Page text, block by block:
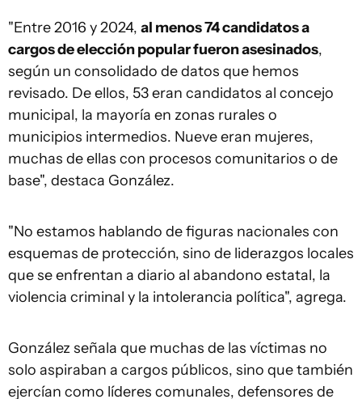
"Entre 2016 y 2024, al menos 74 candidatos a
cargos de elección popular fueron asesinados,
según un consolidado de datos que hemos
revisado. De ellos, 53 eran candidatos al concejo
municipal, la mayoría en zonas rurales o
municipios intermedios. Nueve eran mujeres,
muchas de ellas con procesos comunitarios o de
base", destaca González.
"No estamos hablando de figuras nacionales con
esquemas de protección, sino de liderazgos locales
que se enfrentan a diario al abandono estatal, la
violencia criminal y la intolerancia política", agrega.
González señala que muchas de las víctimas no
solo aspiraban a cargos públicos, sino que también
ejercían como líderes comunales, defensores de